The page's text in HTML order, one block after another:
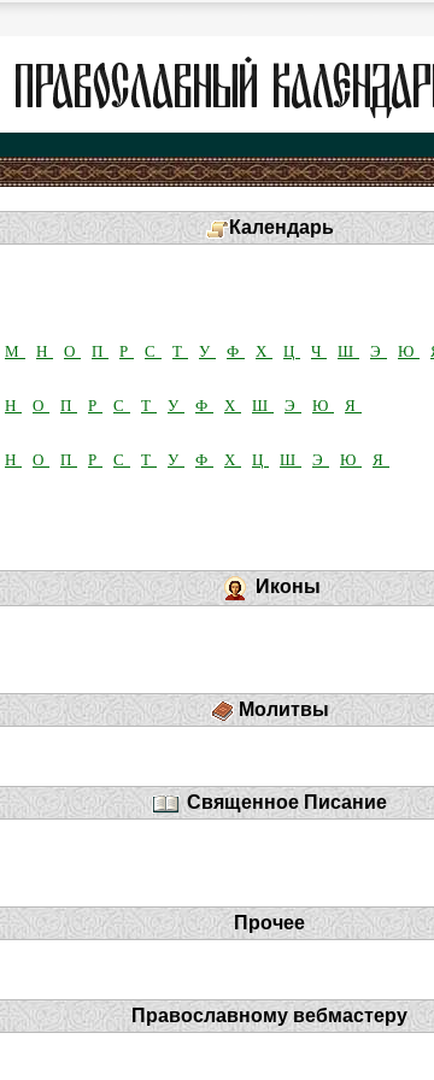
Календарь
М Н О П Р С Т У Ф Х Ц Ч Ш Э Ю
Н О П Р С Т У Ф Х Ш Э Ю Я
Н О П Р С Т У Ф Х Ц Ш Э Ю Я
Иконы
Молитвы
Священное Писание
Прочее
Православному вебмастеру